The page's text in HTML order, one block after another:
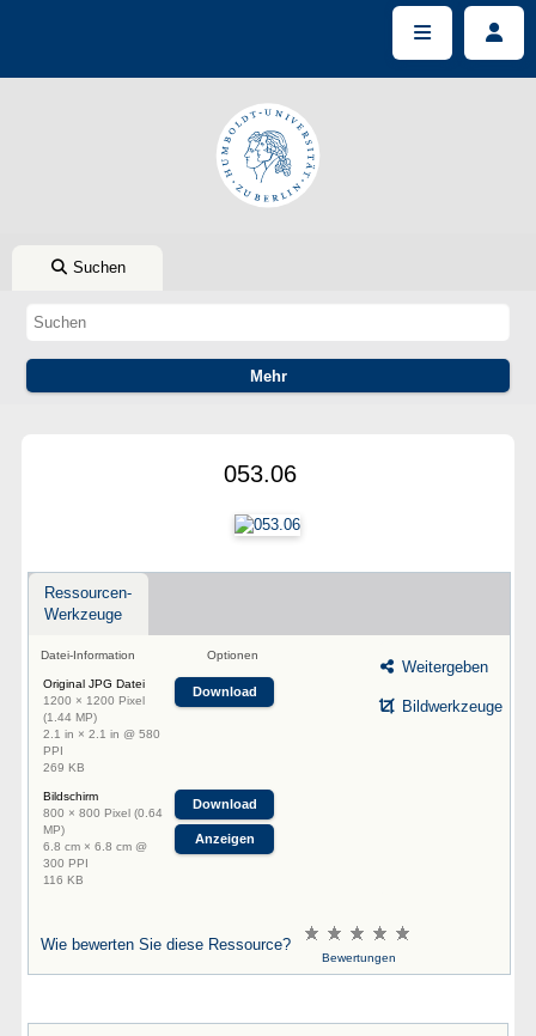
Suchen
053.06
Ressourcen-
Werkzeuge
Datei-Information Optionen
Original JPG Datei
1200 × 1200 Pixel
(1.44 MP)
2.1 in × 2.1 in @ 580
PPI
269 KB
Download
Bildschirm
800 × 800 Pixel (0.64
MP)
6.8 cm × 6.8 cm @
300 PPI
116 KB
Download
Anzeigen
Weitergeben
Bildwerkzeuge
Wie bewerten Sie diese Ressource?
Bewertungen